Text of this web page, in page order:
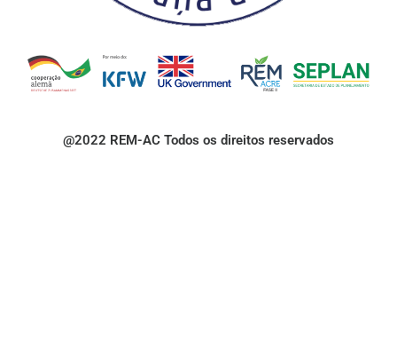
@2022 REM-AC Todos os direitos reservados